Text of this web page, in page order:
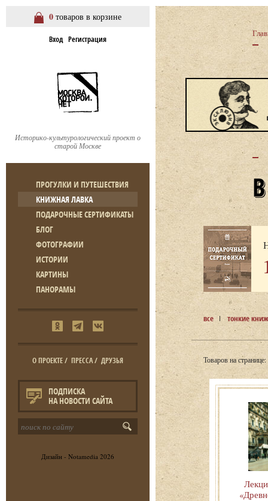
0 товаров в корзине
Вход Регистрация
Историко-культурологический проект о
старой Москве
ПРОГУЛКИ И ПУТЕШЕСТВИЯ
КНИЖНАЯ ЛАВКА
ПОДАРОЧНЫЕ СЕРТИФИКАТЫ
БЛОГ
ФОТОГРАФИИ
ИСТОРИИ
КАРТИНЫ
ПАНОРАМЫ
О ПРОЕКТЕ/ ПРЕССА/ ДРУЗЬЯ
ПОДПИСКА
НА НОВОСТИ САЙТА
Дизайн - Notamedia 2026
все тонкие
Товаров на странице: